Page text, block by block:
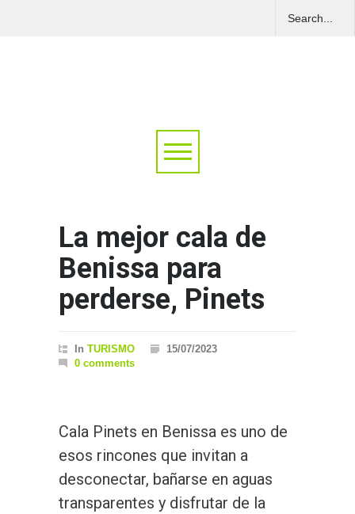
La mejor cala de
Benissa para
perderse, Pinets
In TURISMO
15/07/2023
0 comments
Cala Pinets en Benissa es uno de
esos rincones que invitan a
desconectar, bañarse en aguas
transparentes y disfrutar de la